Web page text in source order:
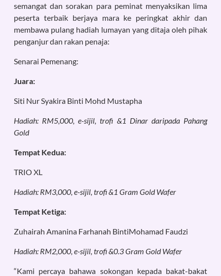
semangat dan sorakan para peminat menyaksikan lima
peserta terbaik berjaya mara ke peringkat akhir dan
membawa pulang hadiah lumayan yang ditaja oleh pihak
penganjur dan rakan penaja:
Senarai Pemenang:
Juara:
Siti Nur Syakira Binti Mohd Mustapha
Hadiah: RM5,000, e-sijil, trofi &1 Dinar daripada Pahang
Gold
Tempat Kedua:
TRIO XL
Hadiah: RM3,000, e-sijil, trofi &1 Gram Gold Wafer
Tempat Ketiga:
Zuhairah Amanina Farhanah BintiMohamad Faudzi
Hadiah: RM2,000, e-sijil, trofi &0.3 Gram Gold Wafer
“Kami percaya bahawa sokongan kepada bakat-bakat